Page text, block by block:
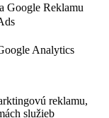
Google Reklamu
Analytics
reklamu,
služieb